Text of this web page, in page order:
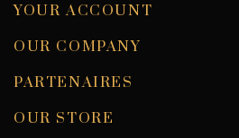
YOUR ACCOUNT
OUR COMPANY
PARTENAIRES
OUR STORE